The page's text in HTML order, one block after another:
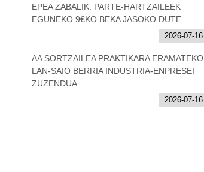
EPEA ZABALIK. PARTE-HARTZAILEEK
EGUNEKO 9€KO BEKA JASOKO DUTE.
2026-07-16
AA SORTZAILEA PRAKTIKARA ERAMATEKO
LAN-SAIO BERRIA INDUSTRIA-ENPRESEI
ZUZENDUA
2026-07-16